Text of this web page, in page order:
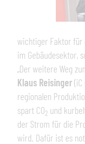
wichtiger Faktor
im Gebäudesektor,
„Der weitere Weg
Klaus Reisinger
regionalen
spart CO2 und
der Strom für die
wird. Dafür ist es